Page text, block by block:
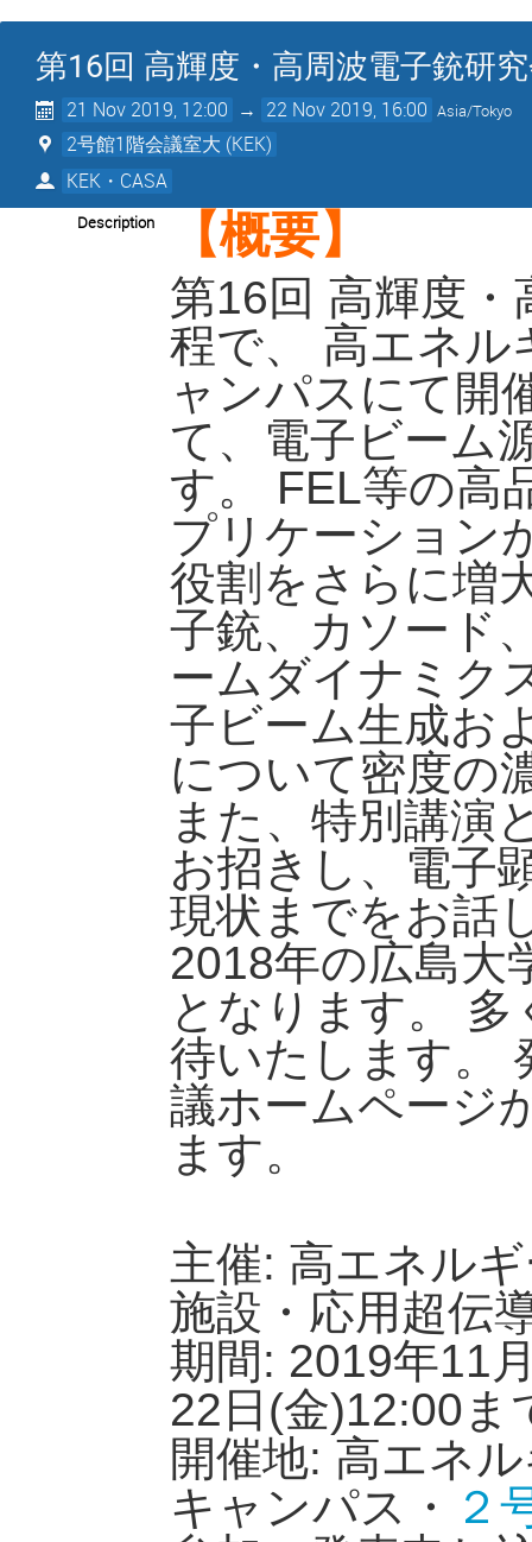
第16回 高輝度・高周波電子銃研
21 Nov 2019, 12:00 → 22 Nov 2019, 16:00 Asia/Tokyo
2号館1階会議室大 (KEK)
KEK・CASA
Description 【概要】
第16回 高輝度・
程で、 高エネル
ャンパスにて開
て、電子ビーム
す。 FEL等の高
プリケーション
役割をさらに増
子銃、カソード
ームダイナミク
子ビーム生成お
について密度の
また、特別講演
お招きし、電子
現状までをお話
2018年の広島大
となります。
待いたします。
議ホームページ
ます。
主催: 高エネル
施設・応用超伝
期間: 2019年11
22日(金)12:00ま
開催地: 高エネ
キャンパス・
２